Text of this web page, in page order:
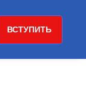
ВСТУПИТЬ